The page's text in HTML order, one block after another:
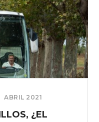
ABRIL 2021
¿EL